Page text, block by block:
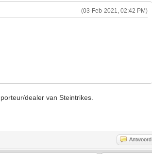
(03-Feb-2021, 02:42 PM)
dealer van Steintrikes.
Antwoord